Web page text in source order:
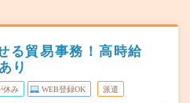
る貿易事務！高時給
り
休み WEB登録OK 派遣